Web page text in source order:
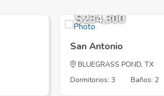
$234,300
San Antonio
BLUEGRASS POND, TX
Dormitorios: 3
Baños: 2